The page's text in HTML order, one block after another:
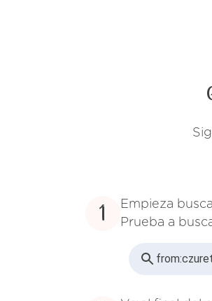
1 Empieza
Prueba a
from: